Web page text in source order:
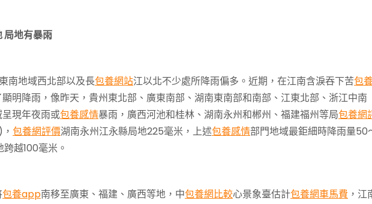
局地有暴雨
南地域西北部以及長包養網站江以北不少處所降雨偏多。近期，在江南含淚吞下苦包
明降雨，像昨天，貴州東北部、廣東南部、湖南東南部和南部、江東北部、浙江中南
現年夜雨或包養感情暴雨，廣西河池和桂林、湖南永州和郴州、福建福州等局包養網
包養網評價湖南永州江永縣局地225毫米，上述包養感情部門地域最鉅細時降雨量50
越100毫米。
包養app南移至廣東、福建、廣西等地，中包養網比較心景象臺估計包養網車馬費 ，江